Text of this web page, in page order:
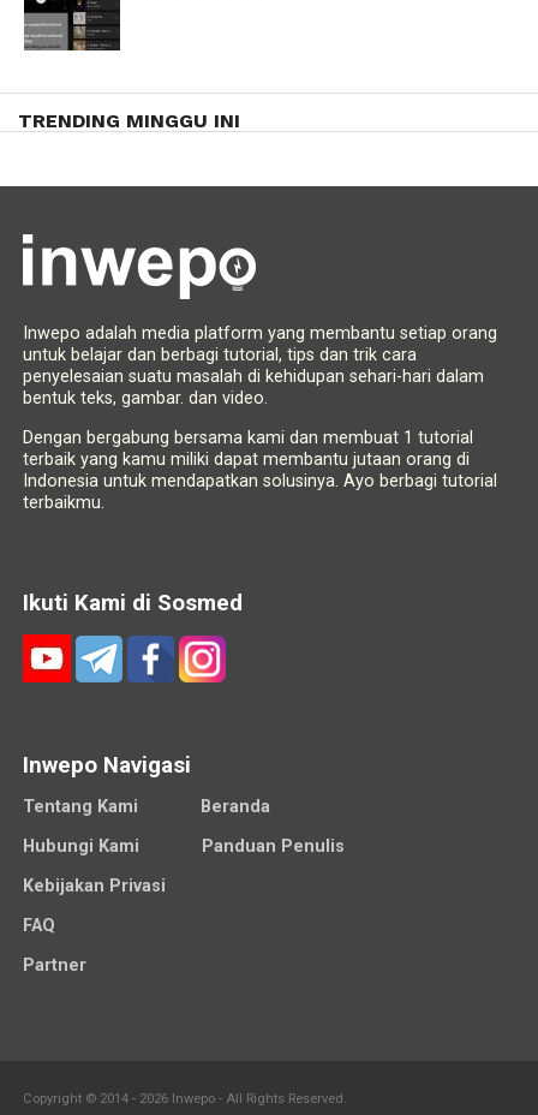
TRENDING MINGGU INI
Inwepo adalah media platform yang membantu setiap orang
untuk belajar dan berbagi tutorial, tips dan trik cara
penyelesaian suatu masalah di kehidupan sehari-hari dalam
bentuk teks, gambar. dan video.
Dengan bergabung bersama kami dan membuat 1 tutorial
terbaik yang kamu miliki dapat membantu jutaan orang di
Indonesia untuk mendapatkan solusinya. Ayo berbagi tutorial
terbaikmu.
Ikuti Kami di Sosmed
Inwepo Navigasi
Tentang Kami
Beranda
Hubungi Kami
Panduan Penulis
Kebijakan Privasi
FAQ
Partner
Copyright © 2014 - 2026 Inwepo - All Rights Reserved.